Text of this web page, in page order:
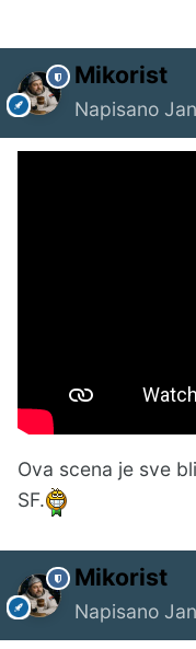
Mikorist
Napisano
Ova scena je sve
SF.
Mikorist
Napisano